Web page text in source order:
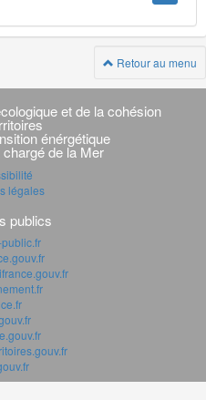
Retour au menu
et de la cohésion
énérgétique
de la Mer
légales
publics